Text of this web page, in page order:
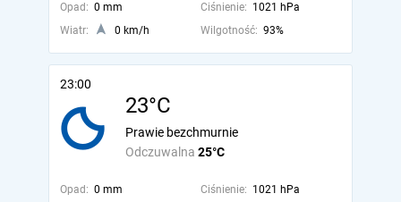
Opad: 0 mm Ciśnienie: 1021 hPa
Wiatr:
0 km/h Wilgotność: 93%
23:00
23°C
Odczuwalna 25°C
Prawie bezchmurnie
Opad: 0 mm Ciśnienie: 1021 hPa